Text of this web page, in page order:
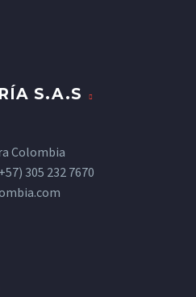
S.A.S
Colombia
305 232 7670